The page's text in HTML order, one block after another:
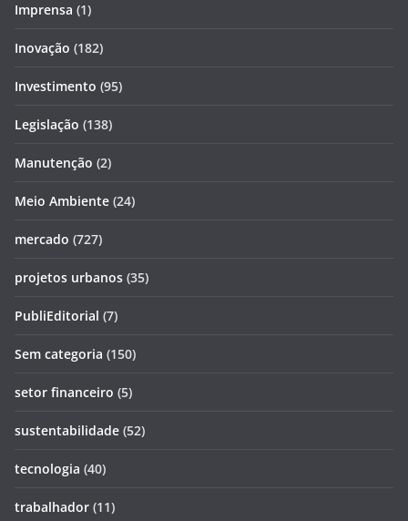
Imprensa (1)
Inovação (182)
Investimento (95)
Legislação (138)
Manutenção (2)
Meio Ambiente (24)
mercado (727)
projetos urbanos (35)
PubliEditorial (7)
Sem categoria (150)
setor financeiro (5)
sustentabilidade (52)
tecnologia (40)
trabalhador (11)